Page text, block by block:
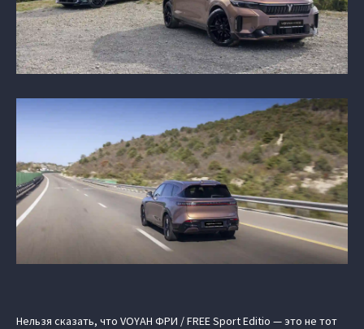
Нельзя сказать, что VOYAH ФРИ / FREE Sport Editio — это не тот